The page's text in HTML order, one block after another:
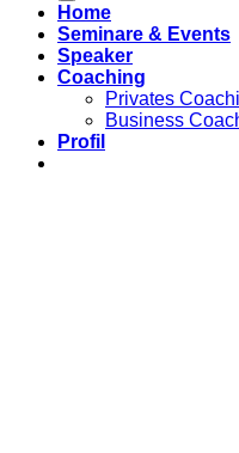
Home
Seminare & Events
Speaker
Coaching
Privates
Business
Profil